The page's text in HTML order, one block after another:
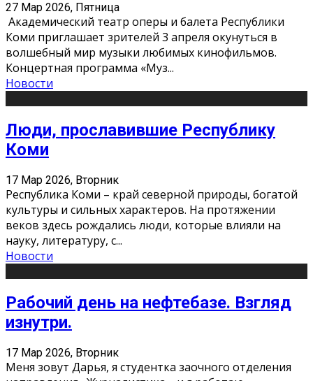
27 Мар 2026, Пятница
Академический театр оперы и балета Республики
Коми приглашает зрителей 3 апреля окунуться в
волшебный мир музыки любимых кинофильмов.
Концертная программа «Муз...
Новости
Люди, прославившие Республику
Коми
17 Мар 2026, Вторник
Республика Коми – край северной природы, богатой
культуры и сильных характеров. На протяжении
веков здесь рождались люди, которые влияли на
науку, литературу, с...
Новости
Рабочий день на нефтебазе. Взгляд
изнутри.
17 Мар 2026, Вторник
Меня зовут Дарья, я студентка заочного отделения